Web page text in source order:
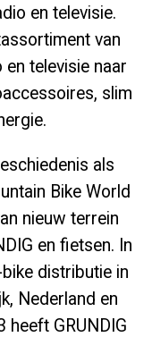
en televisie.
van
en televisie naar
slim
als
Bike World
nieuw terrein
en fietsen. In
distributie in
Nederland en
heeft GRUNDIG